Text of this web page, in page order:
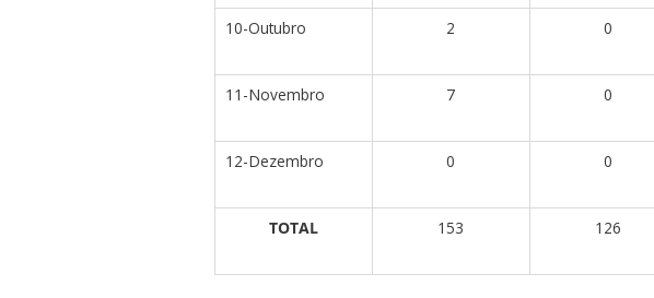
10-Outubro 2 0
11-Novembro 7 0
12-Dezembro 0 0
TOTAL 153 126